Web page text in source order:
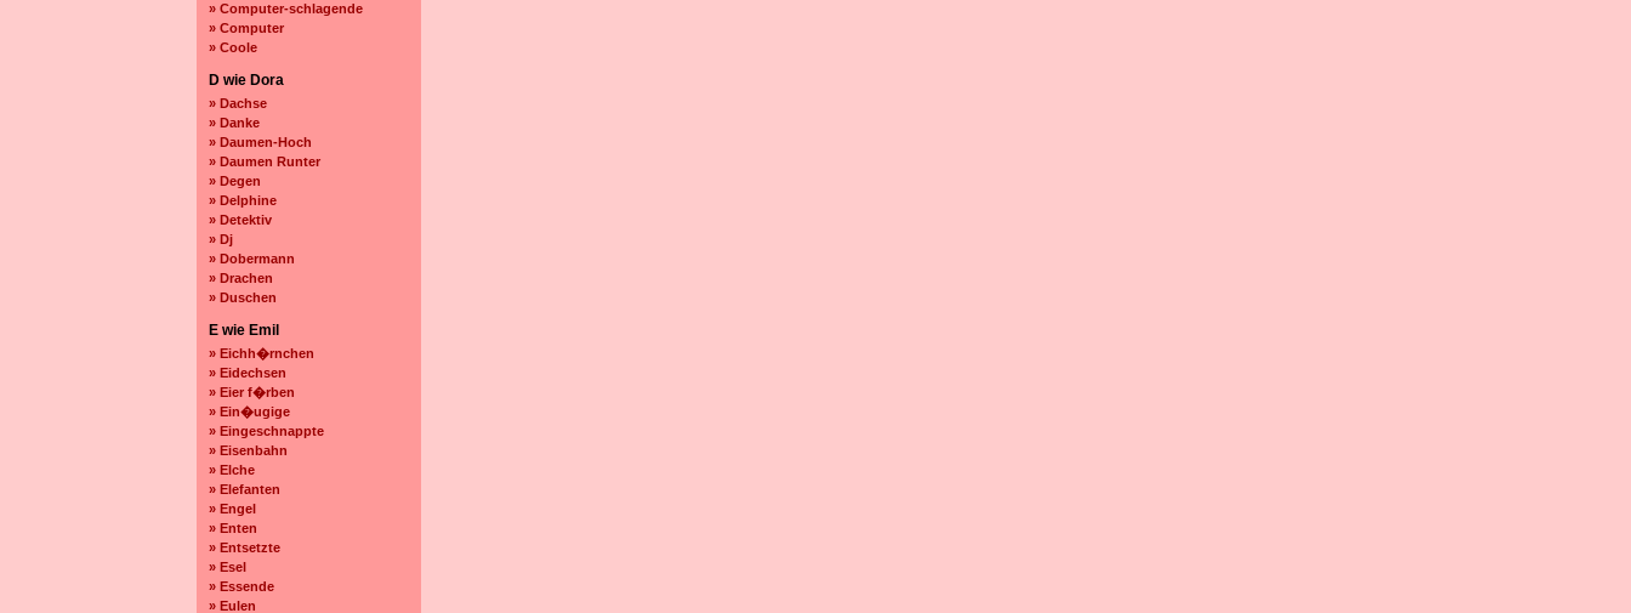
» Computer-schlagende
» Computer
» Coole
D wie Dora
» Dachse
» Danke
» Daumen-Hoch
» Daumen Runter
» Degen
» Delphine
» Detektiv
» Dj
» Dobermann
» Drachen
» Duschen
E wie Emil
» Eichh�rnchen
» Eidechsen
» Eier f�rben
» Ein�ugige
» Eingeschnappte
» Eisenbahn
» Elche
» Elefanten
» Engel
» Enten
» Entsetzte
» Esel
» Essende
» Eulen